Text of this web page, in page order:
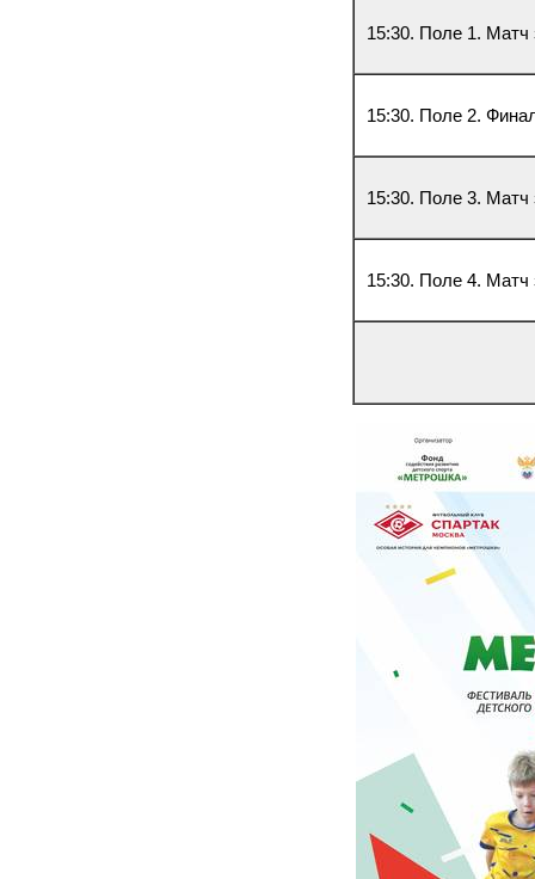
15:30. Поле 1. Матч
15:30. Поле 2.
15:30. Поле 3. Матч
15:30. Поле 4. Матч